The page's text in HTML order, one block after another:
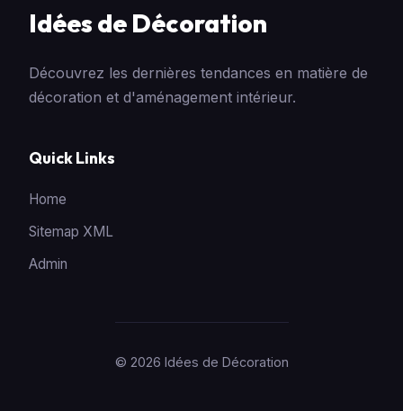
Idées de Décoration
Découvrez les dernières tendances en matière de
décoration et d'aménagement intérieur.
Quick Links
Home
Sitemap XML
Admin
© 2026 Idées de Décoration